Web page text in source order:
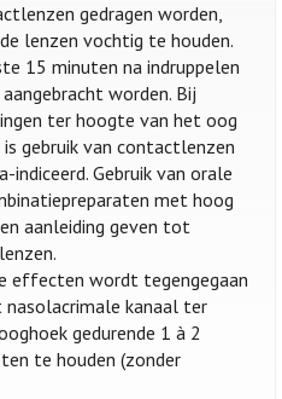
gedragen worden,
lenzen vochtig te houden.
15 minuten na indruppelen
worden. Bij
ter hoogte van het oog
gebruik van contactlenzen
indiceerd. Gebruik van orale
met hoog
aanleiding geven tot
effecten wordt tegengegaan
nasolacrimale kanaal ter
gedurende 1 à 2
te houden (zonder